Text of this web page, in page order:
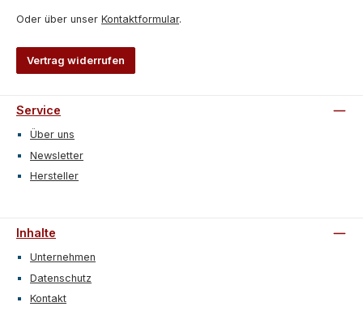
Oder über unser Kontaktformular.
Vertrag widerrufen
Service
Über uns
Newsletter
Hersteller
Inhalte
Unternehmen
Datenschutz
Kontakt